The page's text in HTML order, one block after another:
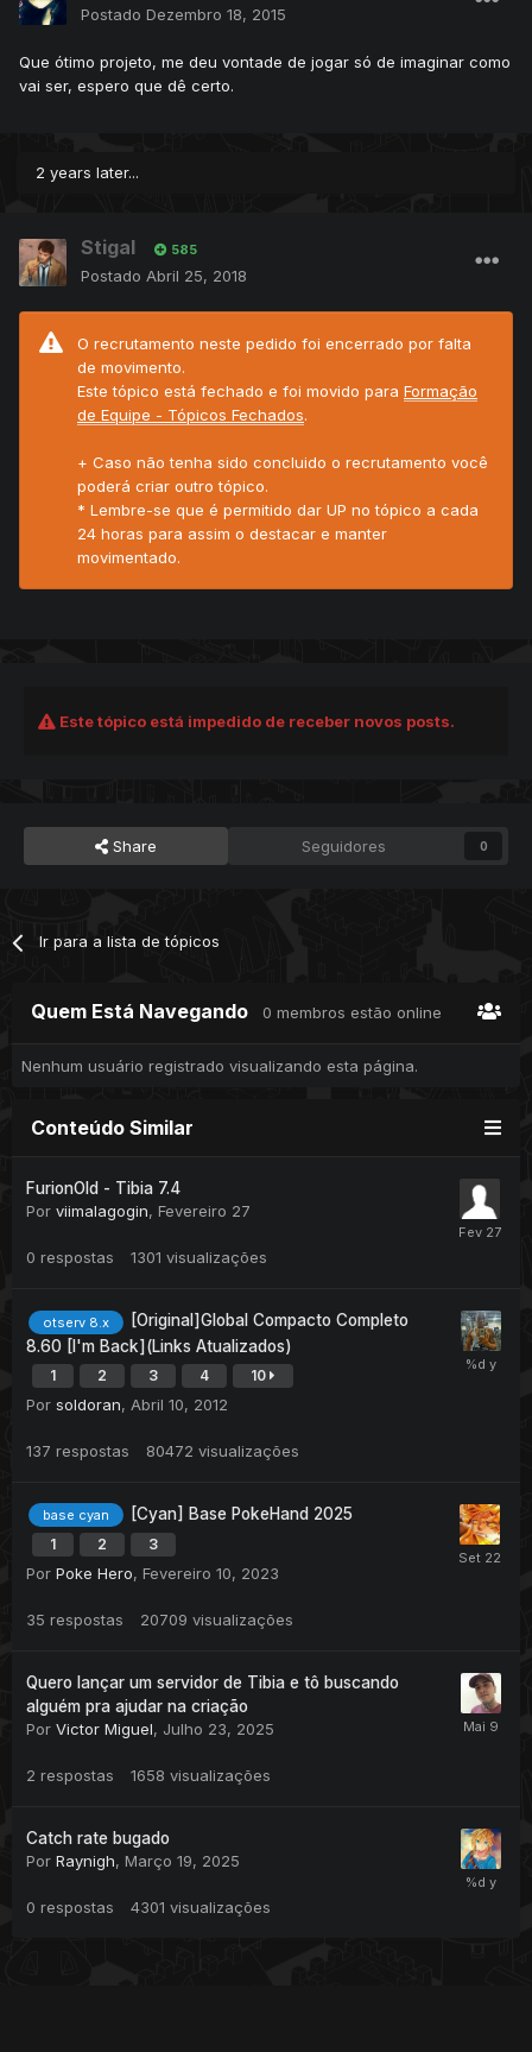
Postado Dezembro 18, 2015
Que ótimo projeto, me deu vontade de jogar só de imaginar como
vai ser, espero que dê certo.
2 years later...
Stigal 585
Postado Abril 25, 2018
O recrutamento neste pedido foi encerrado por falta
de movimento.
Este tópico está fechado e foi movido para Formação
de Equipe - Tópicos Fechados.
+ Caso não tenha sido concluido o recrutamento você
poderá criar outro tópico.
* Lembre-se que é permitido dar UP no tópico a cada
24 horas para assim o destacar e manter
movimentado.
Este tópico está impedido de receber novos posts.
Share Seguidores 0
Ir para a lista de tópicos
Quem Está Navegando 0 membros estão online
Nenhum usuário registrado visualizando esta página.
Conteúdo Similar
FurionOld - Tibia 7.4
Por viimalagogin, Fevereiro 27
0 respostas 1301 visualizações
otserv 8.x
[Original]Global Compacto Completo
8.60 [I'm Back](Links Atualizados)
1 2 3 4 10
Por soldoran, Abril 10, 2012
137 respostas 80472 visualizações
base cyan [Cyan] Base PokeHand 2025
1 2 3
Por Poke Hero, Fevereiro 10, 2023
35 respostas 20709 visualizações
Quero lançar um servidor de Tibia e tô buscando
alguém pra ajudar na criação
Por Victor Miguel, Julho 23, 2025
2 respostas 1658 visualizações
Catch rate bugado
Por Raynigh, Março 19, 2025
0 respostas 4301 visualizações